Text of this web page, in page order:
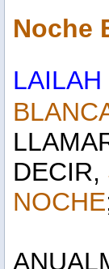
Noche
LAILAH
DECIR,
NOCHE